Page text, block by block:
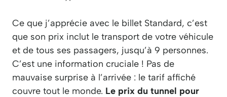
Ce que j’apprécie avec le billet Standard, c’est
que son prix inclut le transport de votre véhicule
et de tous ses passagers, jusqu’à 9 personnes.
C’est une information cruciale ! Pas de
mauvaise surprise à l’arrivée : le tarif affiché
couvre tout le monde. Le prix du tunnel pour